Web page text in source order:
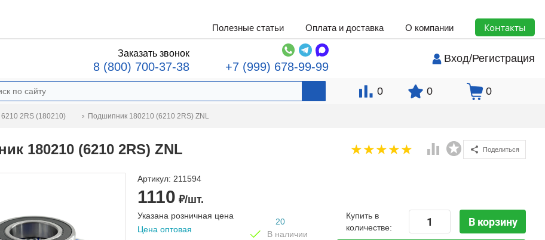
Полезные статьи Оплата и доставка О компании Контакты
Заказать звонок
8 (800) 700-37-38 +7 (999) 678-99-99
Вход/Регистрация
0 0 0
2RS (180210) Подшипник 180210 (6210 2RS) ZNL
180210 (6210 2RS) ZNL Поделиться
Артикул: 211594
1110 ₽/шт.
Указана розничная цена
Цена оптовая
20
В наличии
Купить в
количестве:
В корзину